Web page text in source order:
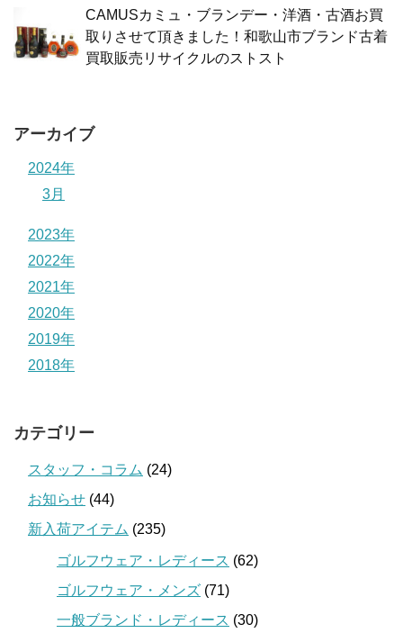
CAMUSカミュ・ブランデー・洋酒・古酒お買
取りさせて頂きました！和歌山市ブランド古着
買取販売リサイクルのストスト
アーカイブ
2024年
3月
2023年
2022年
2021年
2020年
2019年
2018年
カテゴリー
スタッフ・コラム (24)
お知らせ (44)
新入荷アイテム (235)
ゴルフウェア・レディース (62)
ゴルフウェア・メンズ (71)
一般ブランド・レディース (30)